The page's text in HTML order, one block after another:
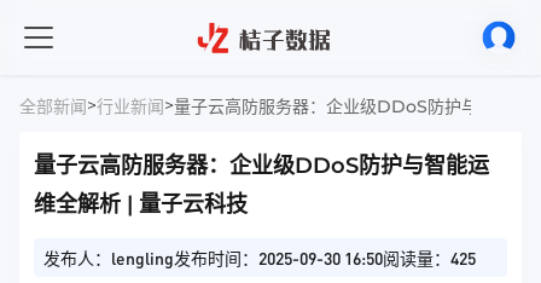
全部新闻>行业新闻>量子云高防服务器：企业级DDoS防护与智能运
量子云高防服务器：企业级DDoS防护与智能运
维全解析 | 量子云科技
发布人：lengling发布时间：2025-09-30 16:50阅读量：425